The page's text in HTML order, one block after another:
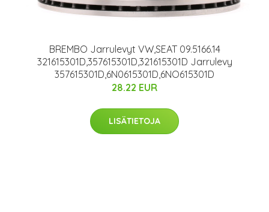
BREMBO Jarrulevyt VW,SEAT 09.5166.14
321615301D,357615301D,321615301D Jarrulevy
357615301D,6N0615301D,6NO615301D
28.22 EUR
LISÄTIETOJA